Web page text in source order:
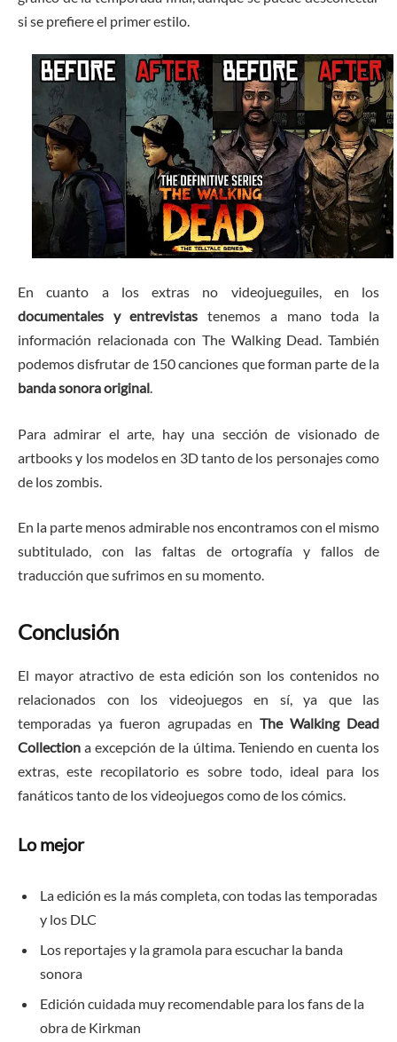
si se prefiere el primer estilo.
En cuanto a los extras no videojueguiles, en los
documentales y entrevistas tenemos a mano toda la
información relacionada con The Walking Dead. También
podemos disfrutar de 150 canciones que forman parte de la
banda sonora original.
Para admirar el arte, hay una sección de visionado de
artbooks y los modelos en 3D tanto de los personajes como
de los zombis.
En la parte menos admirable nos encontramos con el mismo
subtitulado, con las faltas de ortografía y fallos de
traducción que sufrimos en su momento.
Conclusión
El mayor atractivo de esta edición son los contenidos no
relacionados con los videojuegos en sí, ya que las
temporadas ya fueron agrupadas enThe Walking Dead
Collectiona excepción de la última. Teniendo en cuenta los
extras, este recopilatorio es sobre todo, ideal para los
fanáticos tanto de los videojuegos como de los cómics.
Lo mejor
La edición es la más completa, con todas las temporadas
y los DLC
Los reportajes y la gramola para escuchar la banda
sonora
Edición cuidada muy recomendable para los fans de la
obra de Kirkman